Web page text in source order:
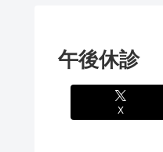
午後休診
X